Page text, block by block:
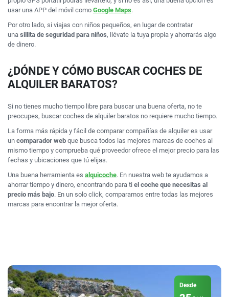
usar una APP del móvil como Google Maps.
Por otro lado, si viajas con niños pequeños, en lugar de contratar
una sillita de seguridad para niños, llévate la tuya propia y ahorrarás algo
de dinero.
¿DÓNDE Y CÓMO BUSCAR COCHES DE
ALQUILER BARATOS?
Si no tienes mucho tiempo libre para buscar una buena oferta, no te
preocupes, buscar coches de alquiler baratos no requiere mucho tiempo.
La forma más rápida y fácil de comparar compañías de alquiler es usar
un comparador web que busca todos las mejores marcas de coches al
mismo tiempo y comprueba qué proveedor ofrece el mejor precio para las
fechas y ubicaciones que tú elijas.
Una buena herramienta es alquicoche. En nuestra web te ayudamos a
ahorrar tiempo y dinero, encontrando para ti el coche que necesitas al
precio más bajo. En un solo click, comparamos entre todas las mejores
marcas para encontrar la mejor oferta.
Desde